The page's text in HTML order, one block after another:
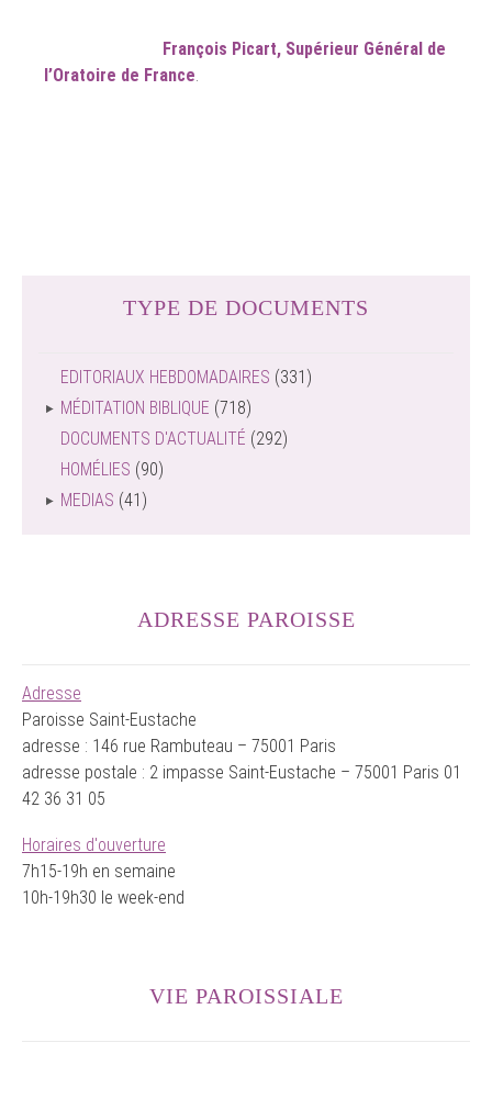
François Picart, Supérieur Général de
l’Oratoire de France.
TYPE DE DOCUMENTS
EDITORIAUX HEBDOMADAIRES (331)
MÉDITATION BIBLIQUE (718)
DOCUMENTS D'ACTUALITÉ (292)
HOMÉLIES (90)
MEDIAS (41)
ADRESSE PAROISSE
Adresse
Paroisse Saint-Eustache
adresse : 146 rue Rambuteau – 75001 Paris
adresse postale : 2 impasse Saint-Eustache – 75001 Paris 01
42 36 31 05
Horaires d'ouverture
7h15-19h en semaine
10h-19h30 le week-end
VIE PAROISSIALE